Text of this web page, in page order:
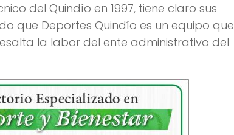
del Quindío en 1997, tiene claro sus
que Deportes Quindío es un equipo que
la labor del ente administrativo del